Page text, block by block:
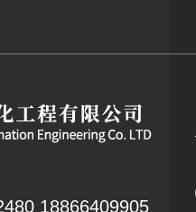
？
18866409905